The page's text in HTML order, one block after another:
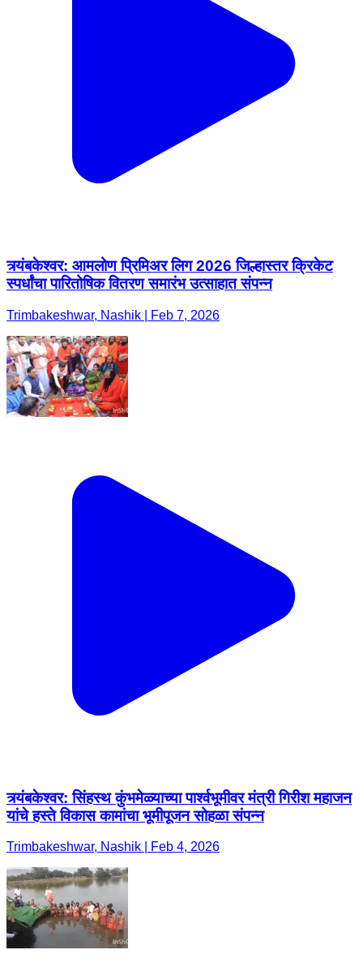
त्र्यंबकेश्वर: आमलोण प्रिमिअर लिग 2026 जिल्हास्तर क्रिकेट
स्पर्धांचा पारितोषिक वितरण समारंभ उत्साहात संपन्न
Trimbakeshwar, Nashik | Feb 7, 2026
त्र्यंबकेश्वर: सिंहस्थ कुंभमेळ्याच्या पार्श्वभूमीवर मंत्री गिरीश महाजन
यांचे हस्ते विकास कामांचा भूमीपूजन सोहळा संपन्न
Trimbakeshwar, Nashik | Feb 4, 2026